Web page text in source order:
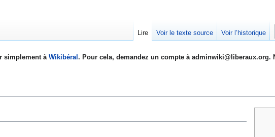
simplement à Wikibéral . Pour cela, demandez un compte à adminwiki@liberaux.org.
Lire Voir le texte source Voir l’historique